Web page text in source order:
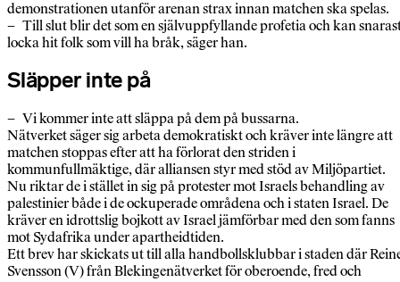
demonstrationen utanför arenan strax innan matchen ska spelas.
– Till slut blir det som en självuppfyllande profetia och kan
locka hit folk som vill ha bråk, säger han.
Släpper inte på
– Vi kommer inte att släppa på dem på bussarna.
Nätverket säger sig arbeta demokratiskt och kräver inte längre att
matchen stoppas efter att ha förlorat den striden i
kommunfullmäktige, där alliansen styr med stöd av Miljöpartiet.
Nu riktar de i stället in sig på protester mot Israels behandling av
palestinier både i de ockuperade områdena och i staten Israel. De
kräver en idrottslig bojkott av Israel jämförbar med den som fanns
mot Sydafrika under apartheidtiden.
Ett brev har skickats ut till alla handbollsklubbar i staden där
Svensson (V) från Blekingenätverket för oberoende, fred och